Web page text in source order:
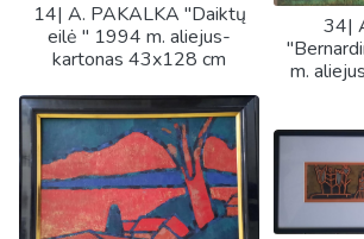
14| A. PAKALKA "Daiktų
eilė " 1994 m. aliejus-
kartonas 43x128 cm
34|
m.